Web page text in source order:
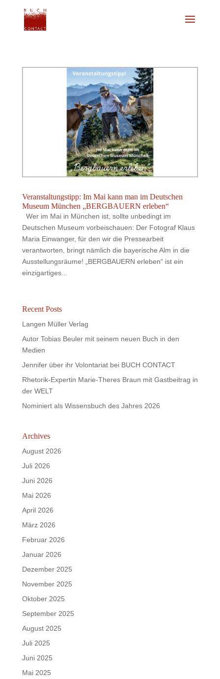
Veranstaltungstipp: Im Mai kann man im Deutschen
Museum München „BERGBAUERN erleben“
Wer im Mai in München ist, sollte unbedingt im
Deutschen Museum vorbeischauen: Der Fotograf Klaus
Maria Einwanger, für den wir die Pressearbeit
verantworten, bringt nämlich die bayerische Alm in die
Ausstellungsräume! „BERGBAUERN erleben“ ist ein
einzigartiges...
Recent Posts
Langen Müller Verlag
Autor Tobias Beuler mit seinem neuen Buch in den
Medien
Jennifer über ihr Volontariat bei BUCH CONTACT
Rhetorik-Expertin Marie-Theres Braun mit Gastbeitrag in
der WELT
Nominiert als Wissensbuch des Jahres 2026
Archives
August 2026
Juli 2026
Juni 2026
Mai 2026
April 2026
März 2026
Februar 2026
Januar 2026
Dezember 2025
November 2025
Oktober 2025
September 2025
August 2025
Juli 2025
Juni 2025
Mai 2025